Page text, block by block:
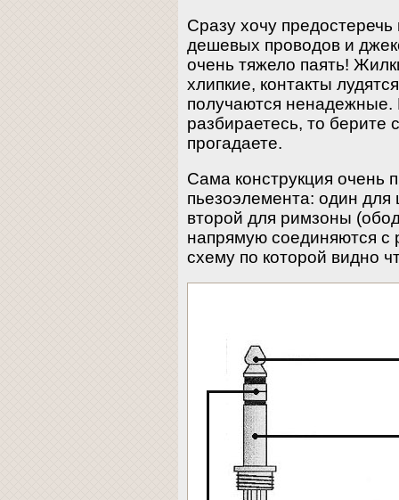
Сразу хочу предостеречь
дешевых проводов и
очень тяжело паять!
хлипкие, контакты
получаются ненадежные.
разбираетесь, то
прогадаете.
Сама конструкция очень
пьезоэлемента: один для
второй для римзоны
напрямую соединяются
схему по которой видно